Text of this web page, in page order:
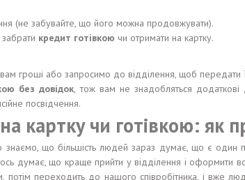
(не забувайте, що його можна продовжувати).
забрати кредит готівкою чи отримати на картку.
гроші або запросимо до відділення, щоб передати
без довідок, тож вам не знадобляться
посвідчення.
картку чи готівкою: як
що більшість людей зараз думає, що є один
думає, що краще прийти у відділення і
потім переходить до нашого співробітника, і вже